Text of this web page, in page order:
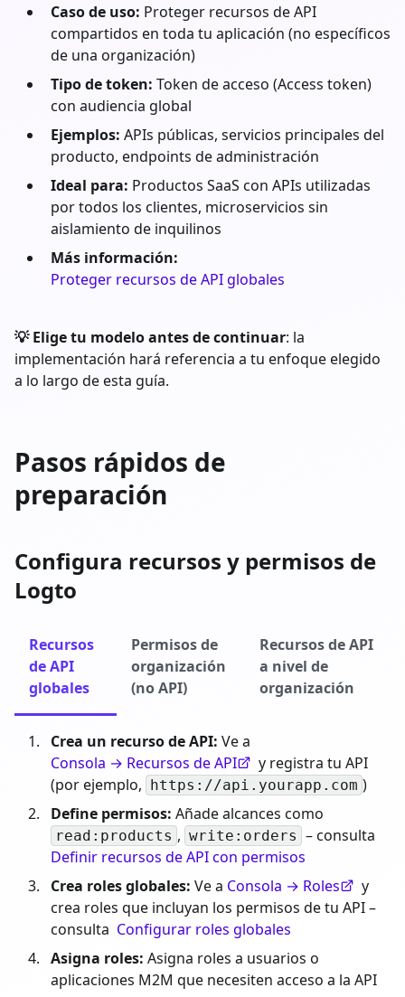
Caso de uso: Proteger recursos de API
compartidos en toda tu aplicación (no específicos
de una organización)
Tipo de token: Token de acceso (Access token)
con audiencia global
Ejemplos: APIs públicas, servicios principales del
producto, endpoints de administración
Ideal para: Productos SaaS con APIs utilizadas
por todos los clientes, microservicios sin
aislamiento de inquilinos
Más información:
Proteger recursos de API globales
💡 Elige tu modelo antes de continuar: la
implementación hará referencia a tu enfoque elegido
a lo largo de esta guía.
Pasos rápidos de
preparación
Configura recursos y permisos de
Logto
Recursos
de API
globales
Permisos de
organización
(no API)
Recursos de API
a nivel de
organización
Crea un recurso de API: Ve a
Consola → Recursos de API
y registra tu API
(por ejemplo,
https://api.yourapp.com )
Define permisos: Añade alcances como
read:products , write:orders – consulta
Definir recursos de API con permisos
Crea roles globales: Ve a Consola → Roles
y
crea roles que incluyan los permisos de tu API –
consulta Configurar roles globales
Asigna roles: Asigna roles a usuarios o
aplicaciones M2M que necesiten acceso a la API